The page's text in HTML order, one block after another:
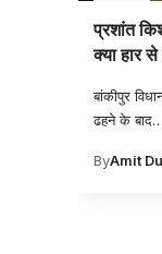
प्रशांत
क्या हार
बांकीपुर
ढहने के बाद…
ByAmit